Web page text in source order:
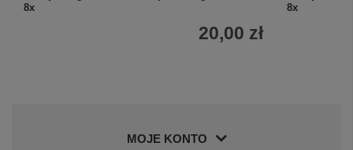
8x
20,00 zł
8x
MOJE KONTO